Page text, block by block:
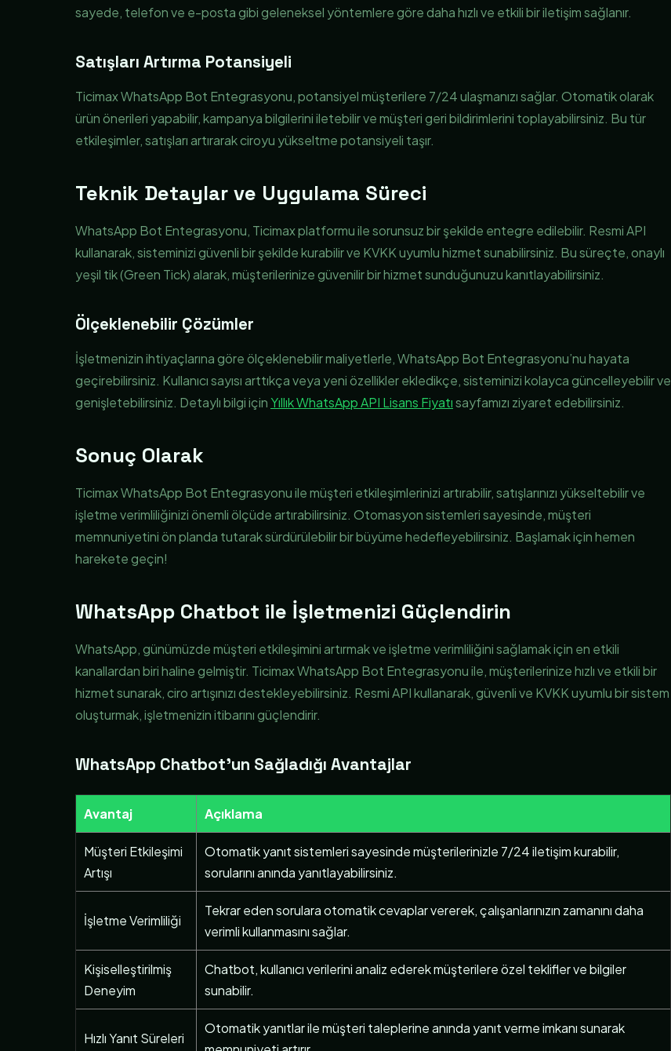
sayede, telefon ve e-posta gibi geleneksel yöntemlere göre daha hızlı ve etkili bir iletişim sağlanır.
Satışları Artırma Potansiyeli
Ticimax WhatsApp Bot Entegrasyonu, potansiyel müşterilere 7/24 ulaşmanızı sağlar. Otomatik olarak
ürün önerileri yapabilir, kampanya bilgilerini iletebilir ve müşteri geri bildirimlerini toplayabilirsiniz. Bu tür
etkileşimler, satışları artırarak ciroyu yükseltme potansiyeli taşır.
Teknik Detaylar ve Uygulama Süreci
WhatsApp Bot Entegrasyonu, Ticimax platformu ile sorunsuz bir şekilde entegre edilebilir. Resmi API
kullanarak, sisteminizi güvenli bir şekilde kurabilir ve KVKK uyumlu hizmet sunabilirsiniz. Bu süreçte, onaylı
yeşil tik (Green Tick) alarak, müşterilerinize güvenilir bir hizmet sunduğunuzu kanıtlayabilirsiniz.
Ölçeklenebilir Çözümler
İşletmenizin ihtiyaçlarına göre ölçeklenebilir maliyetlerle, WhatsApp Bot Entegrasyonu’nu hayata
geçirebilirsiniz. Kullanıcı sayısı arttıkça veya yeni özellikler ekledikçe, sisteminizi kolayca güncelleyebilir ve
genişletebilirsiniz. Detaylı bilgi içinYıllık WhatsApp API Lisans Fiyatısayfamızı ziyaret edebilirsiniz.
Sonuç Olarak
Ticimax WhatsApp Bot Entegrasyonu ile müşteri etkileşimlerinizi artırabilir, satışlarınızı yükseltebilir ve
işletme verimliliğinizi önemli ölçüde artırabilirsiniz. Otomasyon sistemleri sayesinde, müşteri
memnuniyetini ön planda tutarak sürdürülebilir bir büyüme hedefleyebilirsiniz. Başlamak için hemen
harekete geçin!
WhatsApp Chatbot ile İşletmenizi Güçlendirin
WhatsApp, günümüzde müşteri etkileşimini artırmak ve işletme verimliliğini sağlamak için en etkili
kanallardan biri haline gelmiştir. Ticimax WhatsApp Bot Entegrasyonu ile, müşterilerinize hızlı ve etkili bir
hizmet sunarak, ciro artışınızı destekleyebilirsiniz. Resmi API kullanarak, güvenli ve KVKK uyumlu bir sistem
oluşturmak, işletmenizin itibarını güçlendirir.
WhatsApp Chatbot’un Sağladığı Avantajlar
Avantaj Açıklama
Müşteri Etkileşimi
Artışı
Otomatik yanıt sistemleri sayesinde müşterilerinizle 7/24 iletişim kurabilir,
sorularını anında yanıtlayabilirsiniz.
İşletme Verimliliği
Tekrar eden sorulara otomatik cevaplar vererek, çalışanlarınızın zamanını daha
verimli kullanmasını sağlar.
Kişiselleştirilmiş
Deneyim
Chatbot, kullanıcı verilerini analiz ederek müşterilere özel teklifler ve bilgiler
sunabilir.
Hızlı Yanıt Süreleri
Otomatik yanıtlar ile müşteri taleplerine anında yanıt verme imkanı sunarak